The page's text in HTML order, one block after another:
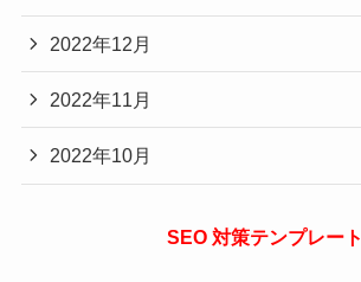
2022年12月
2022年11月
2022年10月
SEO 対策テンプレート